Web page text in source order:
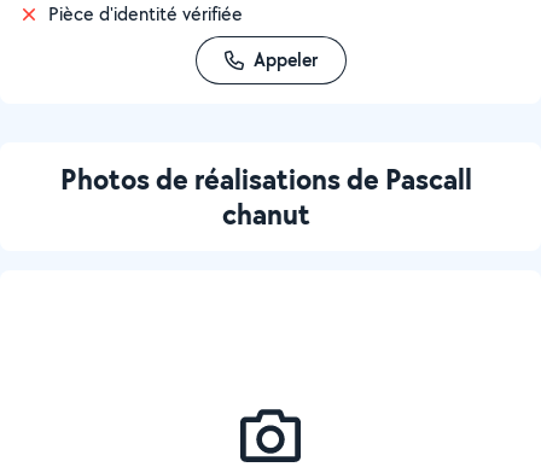
Pièce d'identité vérifiée
Appeler
Photos de réalisations de Pascall
chanut